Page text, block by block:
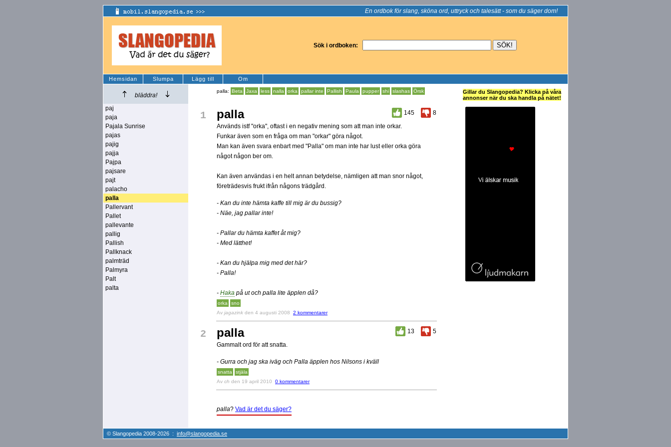
En ordbok för slang, sköna ord, uttryck och talesätt - som du säger dom!
Sök i ordboken:
Hemsidan Slumpa Lägg till Om
bläddra!
paj
paja
Pajala Sunrise
pajas
pajig
pajja
Pajpa
pajsare
pajt
palacho
palla
Pallervant
Pallet
pallevante
pallig
Pallish
Pallknack
palmträd
Palmyra
Palt
palta
palla: Beta Jaxa less nalla orka pallar inte Pallish Paula pupper shi slashas Örsk
1 palla 145
8
Används istf "orka", oftast i en negativ mening som att man inte orkar.
Funkar även som en fråga om man "orkar" göra något.
Man kan även svara enbart med "Palla" om man inte har lust eller orka göra
något någon ber om.
Kan även användas i en helt annan betydelse, nämligen att man snor något,
företrädesvis frukt ifrån någons trädgård.
- Kan du inte hämta kaffe till mig är du bussig?
- Näe, jag pallar inte!
- Pallar du hämta kaffet åt mig?
- Med lätthet!
- Kan du hjälpa mig med det här?
- Palla!
- Haka på ut och palla lite äpplen då?
orka
sno
Av jagazink den 4 augusti 2008 2 kommentarer
2 palla 13
5
Gammalt ord för att snatta.
- Gurra och jag ska iväg och Palla äpplen hos Nilsons i kväll
snatta
stjäla
Av ch den 19 april 2010 0 kommentarer
palla? Vad är det du säger?
Gillar du Slangopedia? Klicka på våra
annonser när du ska handla på nätet!
© Slangopedia 2008-2026 : info@slangopedia.se